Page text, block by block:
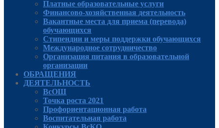
Платные образовательные услуги
Финансово-хозяйственная деятельность
Вакантные места для приема (перевода)
обучающихся
Стипендии и меры поддержки обучающихся
Международное сотрудничество
Организация питания в образовательной
организации
ОБРАЩЕНИЯ
ДЕЯТЕЛЬНОСТЬ
ВсОШ
Точка роста 2021
Профориентационная работа
Воспитательная работа